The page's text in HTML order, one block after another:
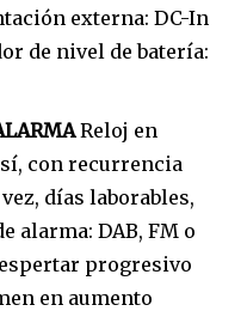
externa: DC-In
de nivel de batería:
Reloj en
con recurrencia
días laborables,
alarma: DAB, FM o
progresivo
en aumento